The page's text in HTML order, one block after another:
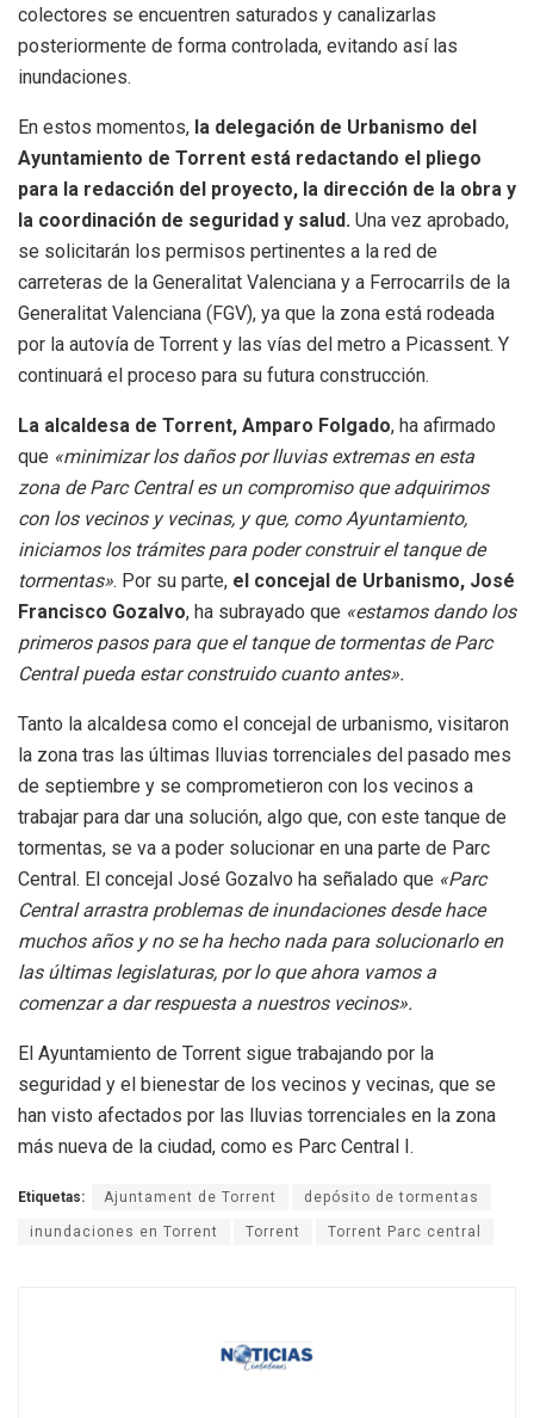
colectores se encuentren saturados y canalizarlas
posteriormente de forma controlada, evitando así las
inundaciones.
En estos momentos, la delegación de Urbanismo del
Ayuntamiento de Torrent está redactando el pliego
para la redacción del proyecto, la dirección de la obra y
la coordinación de seguridad y salud. Una vez aprobado,
se solicitarán los permisos pertinentes a la red de
carreteras de la Generalitat Valenciana y a Ferrocarrils de la
Generalitat Valenciana (FGV), ya que la zona está rodeada
por la autovía de Torrent y las vías del metro a Picassent. Y
continuará el proceso para su futura construcción.
La alcaldesa de Torrent, Amparo Folgado, ha afirmado
que «minimizar los daños por lluvias extremas en esta
zona de Parc Central es un compromiso que adquirimos
con los vecinos y vecinas, y que, como Ayuntamiento,
iniciamos los trámites para poder construir el tanque de
tormentas». Por su parte, el concejal de Urbanismo, José
Francisco Gozalvo, ha subrayado que «estamos dando los
primeros pasos para que el tanque de tormentas de Parc
Central pueda estar construido cuanto antes».
Tanto la alcaldesa como el concejal de urbanismo, visitaron
la zona tras las últimas lluvias torrenciales del pasado mes
de septiembre y se comprometieron con los vecinos a
trabajar para dar una solución, algo que, con este tanque de
tormentas, se va a poder solucionar en una parte de Parc
Central. El concejal José Gozalvo ha señalado que «Parc
Central arrastra problemas de inundaciones desde hace
muchos años y no se ha hecho nada para solucionarlo en
las últimas legislaturas, por lo que ahora vamos a
comenzar a dar respuesta a nuestros vecinos».
El Ayuntamiento de Torrent sigue trabajando por la
seguridad y el bienestar de los vecinos y vecinas, que se
han visto afectados por las lluvias torrenciales en la zona
más nueva de la ciudad, como es Parc Central I.
Etiquetas: Ajuntament de Torrent depósito de tormentas
inundaciones en Torrent Torrent Torrent Parc central